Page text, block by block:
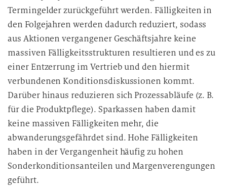
Termingelder zurückgeführt werden. Fälligkeiten in
den Folgejahren werden dadurch reduziert, sodass
aus Aktionen vergangener Geschäftsjahre keine
massiven Fälligkeitsstrukturen resultieren und es zu
einer Entzerrung im Vertrieb und den hiermit
verbundenen Konditionsdiskussionen kommt.
Darüber hinaus reduzieren sich Prozessabläufe (z. B.
für die Produktpflege). Sparkassen haben damit
keine massiven Fälligkeiten mehr, die
abwanderungsgefährdet sind. Hohe Fälligkeiten
haben in der Vergangenheit häufig zu hohen
Sonderkonditionsanteilen und Margenverengungen
geführt.